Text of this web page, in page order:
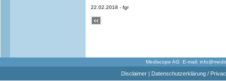
22.02.2018 - fgr
Mediscope AG E-mail:
Disclaimer| Datenschutzerklärung /